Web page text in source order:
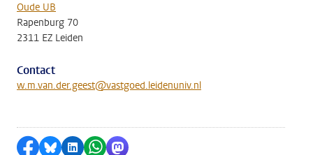
Oude UB
Rapenburg 70
2311 EZ Leiden
Contact
w.m.van.der.geest@vastgoed.leidenuniv.nl
Delen op Facebook
Delen via Bluesky
Delen op LinkedIn
Delen via WhatsApp
Delen via Mastodon